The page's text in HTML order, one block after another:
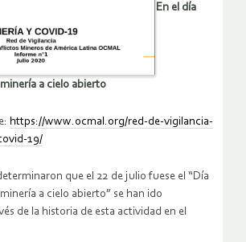
En el día
a cielo abierto
https://www.ocmal.org/red-de-vigilancia-
19/
que el 22 de julio fuese el “Día
a cielo abierto” se han ido
de la historia de esta actividad en el